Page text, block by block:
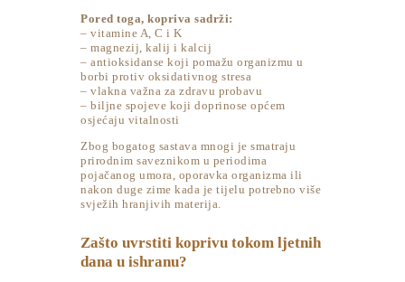
Pored toga, kopriva sadrži:
– vitamine A, C i K
– magnezij, kalij i kalcij
– antioksidanse koji pomažu organizmu u
borbi protiv oksidativnog stresa
– vlakna važna za zdravu probavu
– biljne spojeve koji doprinose općem
osjećaju vitalnosti
Zbog bogatog sastava mnogi je smatraju
prirodnim saveznikom u periodima
pojačanog umora, oporavka organizma ili
nakon duge zime kada je tijelu potrebno više
svježih hranjivih materija.
Zašto uvrstiti koprivu tokom ljetnih
dana u ishranu?